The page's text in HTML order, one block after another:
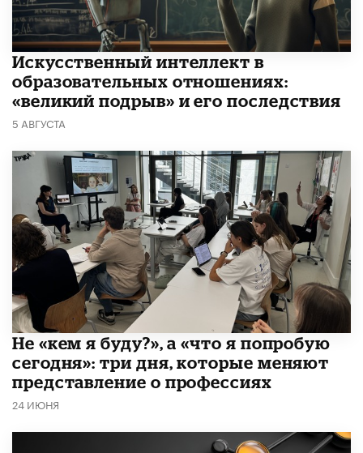
​Искусственный интеллект в
образовательных отношениях:
«великий подрыв» и его последствия
5 АВГУСТА
Не «кем я буду?», а «что я попробую
сегодня»: три дня, которые меняют
представление о профессиях
24 ИЮНЯ